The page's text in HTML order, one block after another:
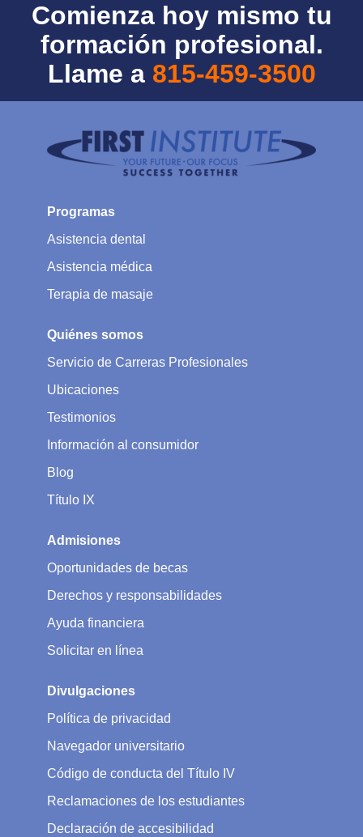
Comienza hoy mismo tu
formación profesional.
Llame a 815-459-3500
Programas
Asistencia dental
Asistencia médica
Terapia de masaje
Quiénes somos
Servicio de Carreras Profesionales
Ubicaciones
Testimonios
Información al consumidor
Blog
Título IX
Admisiones
Oportunidades de becas
Derechos y responsabilidades
Ayuda financiera
Solicitar en línea
Divulgaciones
Política de privacidad
Navegador universitario
Código de conducta del Título IV
Reclamaciones de los estudiantes
Declaración de accesibilidad